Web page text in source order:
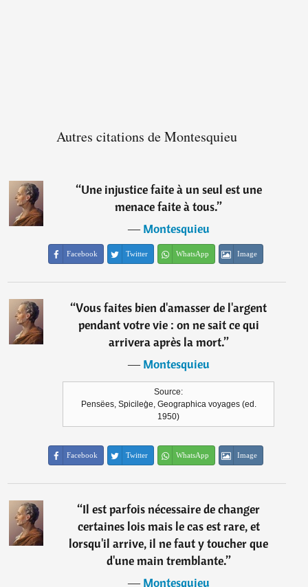
Autres citations de Montesquieu
“Une injustice faite à un seul est une
menace faite à tous.”
―Montesquieu
Facebook Twitter WhatsApp Image
“Vous faites bien d'amasser de l'argent
pendant votre vie : on ne sait ce qui
arrivera après la mort.”
―Montesquieu
Source:
Pensëes, Spicileg̀e, Geographica voyages (ed.
1950)
Facebook Twitter WhatsApp Image
“Il est parfois nécessaire de changer
certaines lois mais le cas est rare, et
lorsqu'il arrive, il ne faut y toucher que
d'une main tremblante.”
―Montesquieu